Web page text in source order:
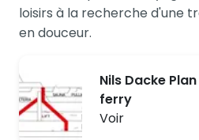
loisirs à la recherche d'une
en douceur.
Nils Dacke
ferry
Voir